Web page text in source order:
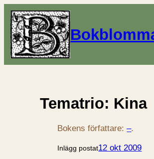
Tematrio: Kina
Bokens författare:–.
Inlägg postat12 okt 2009